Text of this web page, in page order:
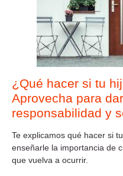
¿Qué hacer si tu
Aprovecha para
responsabilidad y
Te explicamos qué hacer si
enseñarle la importancia de
que vuelva a ocurrir.